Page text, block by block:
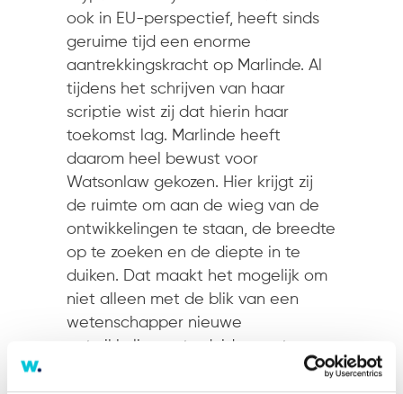
ook in EU-perspectief, heeft sinds
geruime tijd een enorme
aantrekkingskracht op Marlinde. Al
tijdens het schrijven van haar
scriptie wist zij dat hierin haar
toekomst lag. Marlinde heeft
daarom heel bewust voor
Watsonlaw gekozen. Hier krijgt zij
de ruimte om aan de wieg van de
ontwikkelingen te staan, de breedte
op te zoeken en de diepte in te
duiken. Dat maakt het mogelijk om
niet alleen met de blik van een
wetenschapper nieuwe
ontwikkelingen te duiden en te